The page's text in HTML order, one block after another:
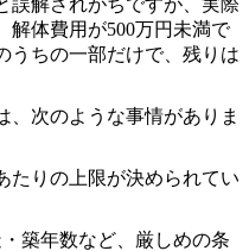
解体費用が500万円未満で
うちの一部だけで、残りは
、次のような事情がありま
たりの上限が決められてい
築年数など、厳しめの条